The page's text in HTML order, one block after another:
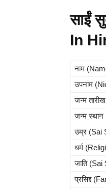
साईं
In
नाम
उपनाम
जन्म
जन्म
उम्र (Sai
धर्म
जाति
प्रसिद्द